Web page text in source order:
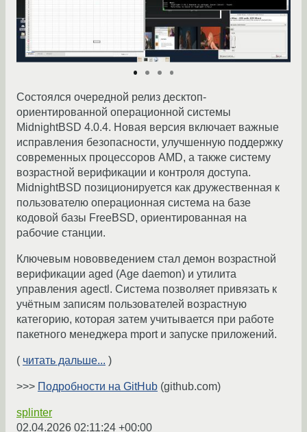
Состоялся очередной релиз десктоп-
ориентированной операционной системы
MidnightBSD 4.0.4. Новая версия включает важные
исправления безопасности, улучшенную поддержку
современных процессоров AMD, а также систему
возрастной верификации и контроля доступа.
MidnightBSD позиционируется как дружественная к
пользователю операционная система на базе
кодовой базы FreeBSD, ориентированная на
рабочие станции.
Ключевым нововведением стал демон возрастной
верификации aged (Age daemon) и утилита
управления agectl. Система позволяет привязать к
учётным записям пользователей возрастную
категорию, которая затем учитывается при работе
пакетного менеджера mport и запуске приложений.
( читать дальше... )
>>> Подробности на GitHub (github.com)
splinter
02.04.2026 02:11:24 +00:00